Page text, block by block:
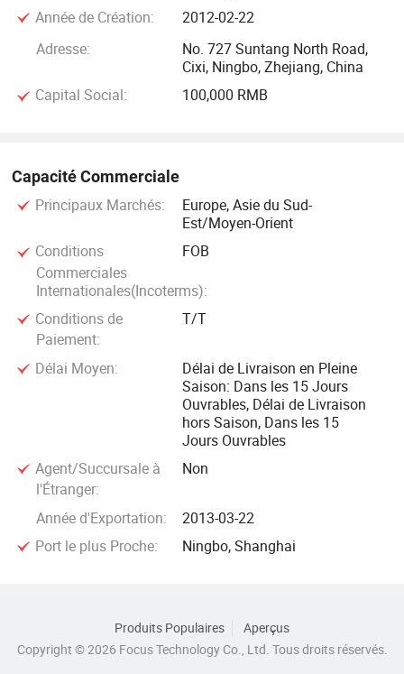
Année de Création:
2012-02-22
Adresse:
No. 727 Suntang North Road,
Cixi, Ningbo, Zhejiang, China
Capital Social:
100,000 RMB
Capacité Commerciale
Principaux Marchés:
Europe, Asie du Sud-
Est/Moyen-Orient
Conditions
Commerciales
Internationales(Incoterms):
FOB
Conditions de
Paiement:
T/T
Délai Moyen:
Délai de Livraison en Pleine
Saison: Dans les 15 Jours
Ouvrables, Délai de Livraison
hors Saison, Dans les 15
Jours Ouvrables
Agent/Succursale à
l'Étranger:
Non
Année d'Exportation:
2013-03-22
Port le plus Proche:
Ningbo, Shanghai
Produits Populaires
Aperçus
Copyright © 2026 Focus Technology Co., Ltd. Tous droits réservés.